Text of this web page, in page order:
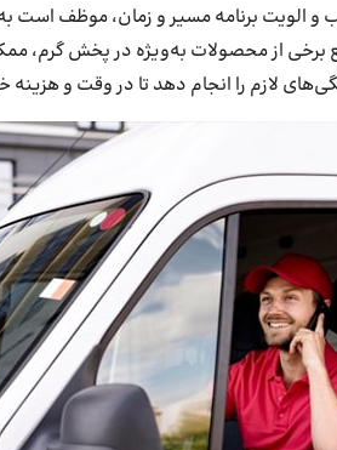
و الویت برنامه مسیر و زمان، موظف است به
برخی از محصولات به‌ویژه در پخش گرم،
لازم را انجام دهد تا در وقت و